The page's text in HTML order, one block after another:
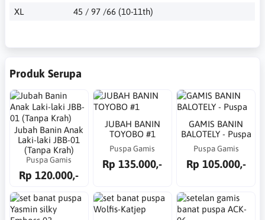
XL
45 / 97 /66 (10-11th)
Produk Serupa
Jubah Banin Anak
Laki-laki JBB-01
(Tanpa Krah)
Puspa Gamis
Rp 120.000,-
JUBAH BANIN
TOYOBO #1
Puspa Gamis
Rp 135.000,-
GAMIS BANIN
BALOTELY - Puspa
Puspa Gamis
Rp 105.000,-